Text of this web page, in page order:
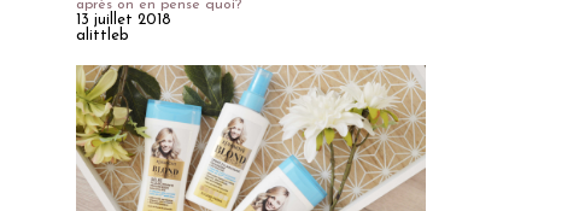
après on en pense quoi?
13 juillet 2018
alittleb